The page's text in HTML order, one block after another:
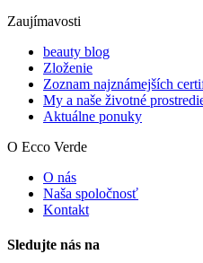
Zaujímavosti
beauty blog
Zloženie
Zoznam najznámejších
My a naše životné
Aktuálne ponuky
O Ecco Verde
O nás
Naša spoločnosť
Kontakt
Sledujte nás na